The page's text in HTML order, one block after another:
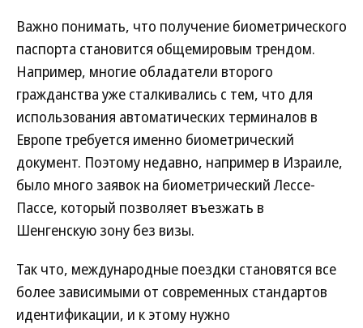
Важно понимать, что получение биометрического
паспорта становится общемировым трендом.
Например, многие обладатели второго
гражданства уже сталкивались с тем, что для
использования автоматических терминалов в
Европе требуется именно биометрический
документ. Поэтому недавно, например в Израиле,
было много заявок на биометрический Лессе-
Пассе, который позволяет въезжать в
Шенгенскую зону без визы.
Так что, международные поездки становятся все
более зависимыми от современных стандартов
идентификации, и к этому нужно